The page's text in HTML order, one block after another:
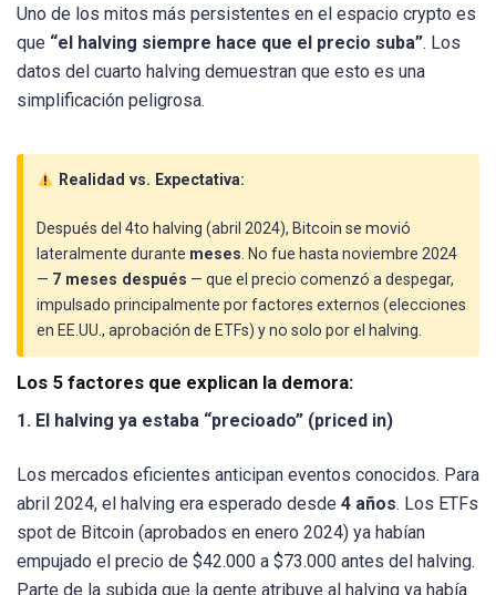
Uno de los mitos más persistentes en el espacio crypto es
que “el halving siempre hace que el precio suba”. Los
datos del cuarto halving demuestran que esto es una
simplificación peligrosa.
Realidad vs. Expectativa:
Después del 4to halving (abril 2024), Bitcoin se movió
lateralmente durante meses . No fue hasta noviembre 2024
— 7 meses después — que el precio comenzó a despegar,
impulsado principalmente por factores externos (elecciones
en EE.UU., aprobación de ETFs) y no solo por el halving.
Los 5 factores que explican la demora:
1. El halving ya estaba “precioado” (priced in)
Los mercados eficientes anticipan eventos conocidos. Para
abril 2024, el halving era esperado desde 4 años. Los ETFs
spot de Bitcoin (aprobados en enero 2024) ya habían
empujado el precio de $42.000 a $73.000 antes del halving.
Parte de la subida que la gente atribuye al halving ya había